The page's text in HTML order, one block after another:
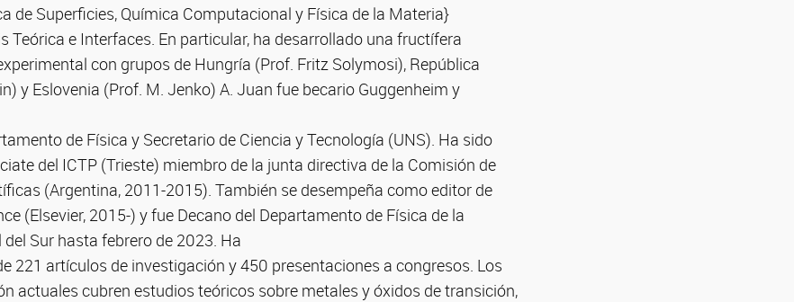
de Superficies, Química Computacional y Física de la Materia}
Teórica e Interfaces. En particular, ha desarrollado una fructífera
con grupos de Hungría (Prof. Fritz Solymosi), República
y Eslovenia (Prof. M. Jenko) A. Juan fue becario Guggenheim y
de Física y Secretario de Ciencia y Tecnología (UNS). Ha sido
del ICTP (Trieste) miembro de la junta directiva de la Comisión de
(Argentina, 2011-2015). También se desempeña como editor de
(Elsevier, 2015-) y fue Decano del Departamento de Física de la
Sur hasta febrero de 2023. Ha
221 artículos de investigación y 450 presentaciones a congresos. Los
actuales cubren estudios teóricos sobre metales y óxidos de transición,